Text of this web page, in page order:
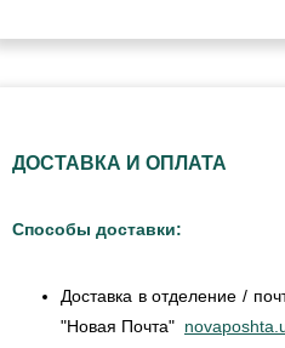
ДОСТАВКА И ОПЛАТА
Способы доставки:
Доставка в отделение /
"Новая Почта"